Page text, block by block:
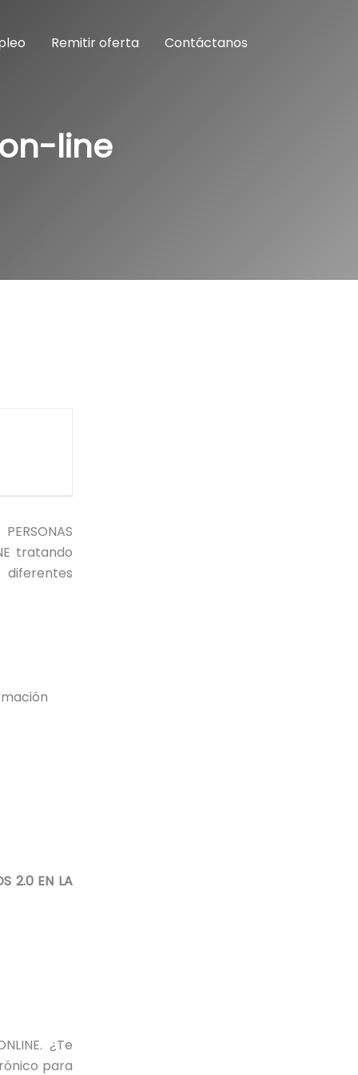
Remitir oferta Contáctanos
line
tratando
2.0 EN LA
¿Te
para